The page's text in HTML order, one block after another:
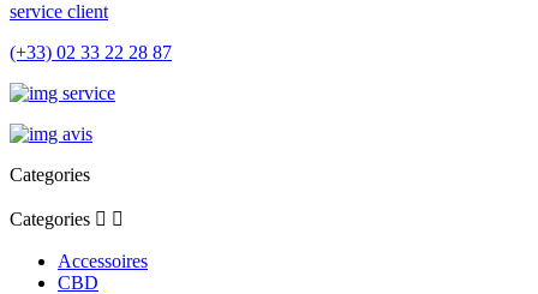
service client
(+33) 02 33 22 28 87
Categories
Categories  
Accessoires
CBD